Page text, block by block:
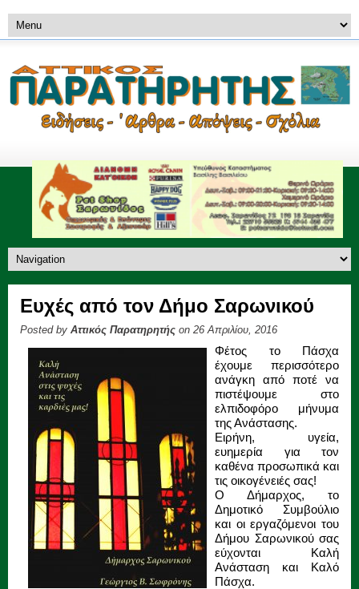
Ευχές από τον Δήμο Σαρωνικού
Posted by Αττικός Παρατηρητής on 26 Απριλίου, 2016
Φέτος το Πάσχα
έχουμε περισσότερο
ανάγκη από ποτέ να
πιστέψουμε στο
ελπιδοφόρο μήνυμα
της Ανάστασης.
Ειρήνη, υγεία,
ευημερία για τον
καθένα προσωπικά και
τις οικογένειές σας!
Ο Δήμαρχος, το
Δημοτικό Συμβούλιο
και οι εργαζόμενοι του
Δήμου Σαρωνικού σας
εύχονται Καλή
Ανάσταση και Καλό
Πάσχα.